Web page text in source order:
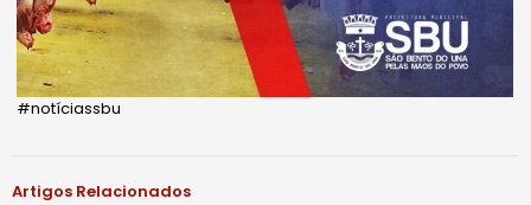
#notíciassbu
Artigos Relacionados